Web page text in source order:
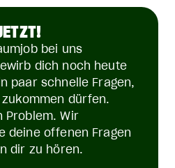
bei uns
dich noch heute
paar schnelle Fragen,
dürfen.
Problem. Wir
deine offenen Fragen
dir zu hören.